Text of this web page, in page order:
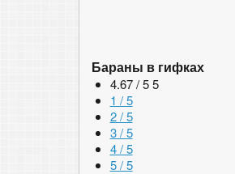
Бараны в гифках
4.67 / 5 5
1 / 5
2 / 5
3 / 5
4 / 5
5 / 5